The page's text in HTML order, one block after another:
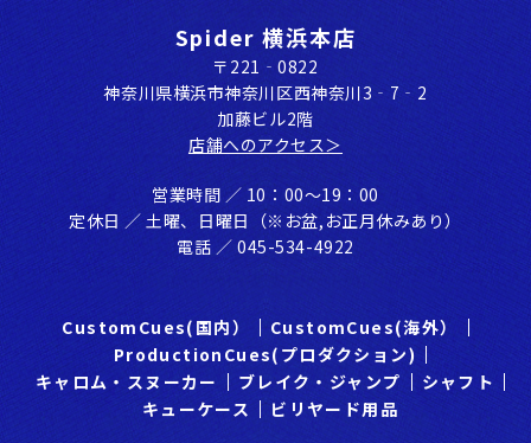
Spider 横浜本店
〒221‐0822
神奈川県横浜市神奈川区⻄神奈川3‐7‐2
加藤ビル2階
店舗へのアクセス＞
営業時間 ／ 10：00〜19：00
定休⽇ ／ ⼟曜、⽇曜⽇（※お盆,お正⽉休みあり）
電話 ／ 045-534-4922
CustomCues(国内）
CustomCues(海外）
ProductionCues(プロダクション)
キャロム・スヌーカー
ブレイク・ジャンプ
シャフト
キューケース
ビリヤード用品